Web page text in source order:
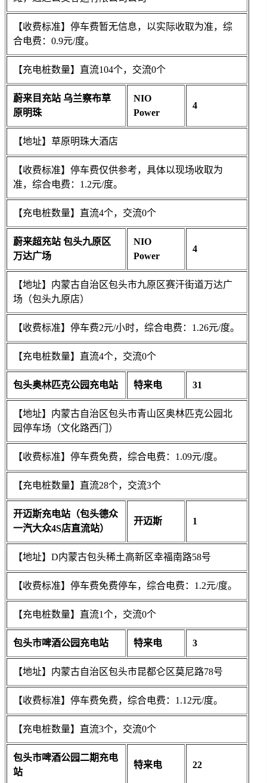
【收费标准】停车费暂无信息，以实际收取为准，综
合电费：0.9元/度。
【充电桩数量】直流104个，交流0个
蔚来目充站 乌兰察布草
原明珠
NIO
Power
4
【地址】草原明珠大酒店
【收费标准】停车费仅供参考，具体以现场收取为
准，综合电费：1.2元/度。
【充电桩数量】直流4个，交流0个
蔚来超充站 包头九原区
万达广场
NIO
Power
4
【地址】内蒙古自治区包头市九原区赛汗街道万达广
场（包头九原店）
【收费标准】停车费2元/小时，综合电费：1.26元/度。
【充电桩数量】直流4个，交流0个
包头奥林匹克公园充电站 特来电 31
【地址】内蒙古自治区包头市青山区奥林匹克公园北
园停车场（文化路西门）
【收费标准】停车费免费，综合电费：1.09元/度。
【充电桩数量】直流28个，交流3个
开迈斯充电站（包头德众
一汽大众4S店直流站）
开迈斯 1
【地址】D内蒙古包头稀土高新区幸福南路58号
【收费标准】停车费免费停车，综合电费：1.2元/度。
【充电桩数量】直流1个，交流0个
包头市啤酒公园充电站 特来电 3
【地址】内蒙古自治区包头市昆都仑区莫尼路78号
【收费标准】停车费免费，综合电费：1.12元/度。
【充电桩数量】直流3个，交流0个
包头市啤酒公园二期充电
站
特来电 22